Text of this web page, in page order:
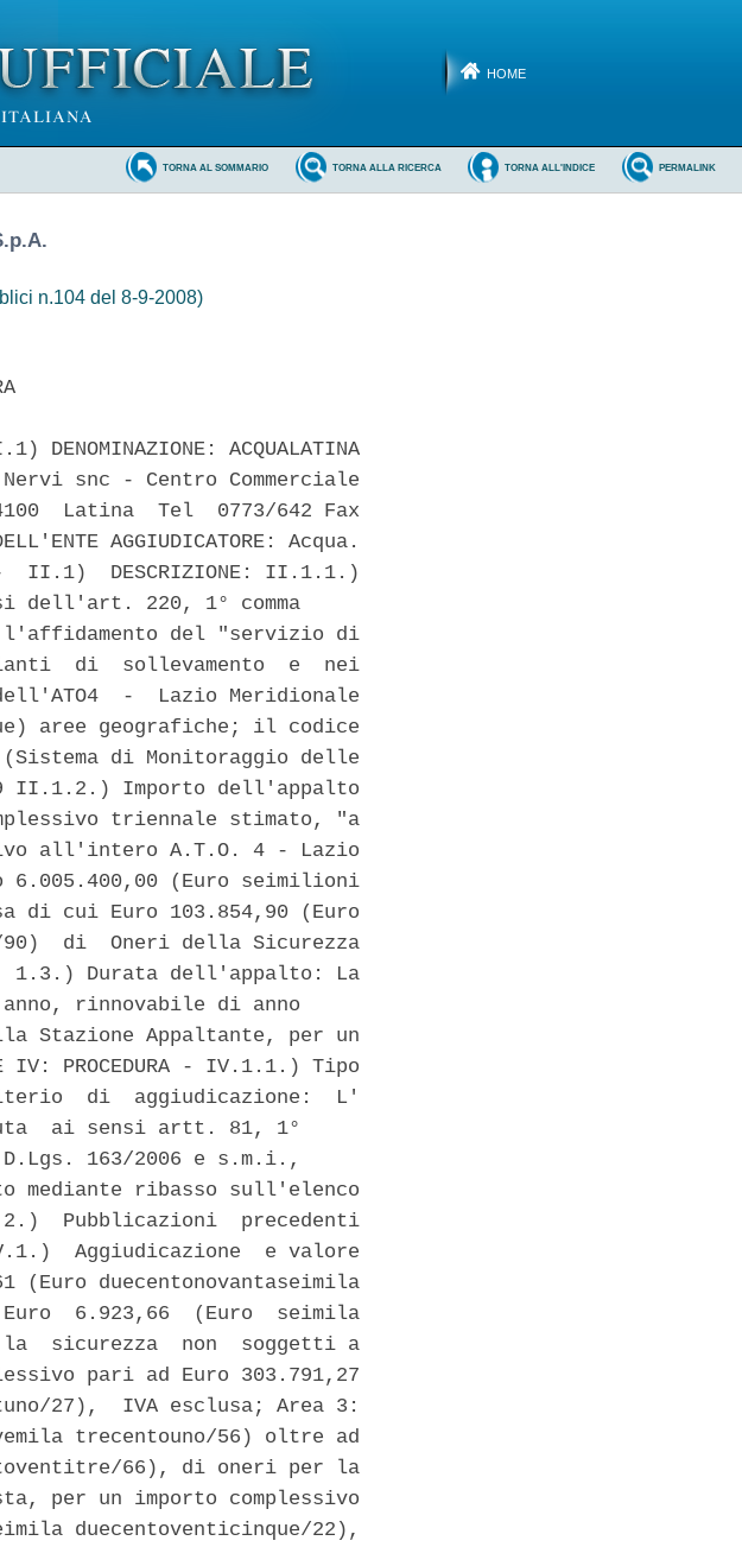
HOME
PERMALINK
TORNA ALL'INDICE
TORNA ALLA RICERCA
TORNA AL SOMMARIO
n.104 del 8-9-2008)
DENOMINAZIONE: ACQUALATINA
snc - Centro Commerciale
Latina  Tel  0773/642 Fax
AGGIUDICATORE: Acqua.
-  II.1)  DESCRIZIONE: II.1.1.)
dell'art. 220, 1° comma
del "servizio di
di  sollevamento  e  nei
-  Lazio Meridionale
aree geografiche; il codice
di Monitoraggio delle
II.1.2.) Importo dell'appalto
triennale stimato, "a
all'intero A.T.O. 4 - Lazio
6.005.400,00 (Euro seimilioni
di cui Euro 103.854,90 (Euro
90)  di  Oneri della Sicurezza
Durata dell'appalto: La
rinnovabile di anno
Stazione Appaltante, per un
PROCEDURA - IV.1.1.) Tipo
di  aggiudicazione:  L'
ai sensi artt. 81, 1°
163/2006 e s.m.i.,
mediante ribasso sull'elenco
Pubblicazioni  precedenti
Aggiudicazione  e valore
duecentonovantaseimila
6.923,66  (Euro  seimila
sicurezza  non  soggetti a
pari ad Euro 303.791,27
27),  IVA esclusa; Area 3:
trecentouno/56) oltre ad
66), di oneri per la
per un importo complessivo
duecentoventicinque/22),